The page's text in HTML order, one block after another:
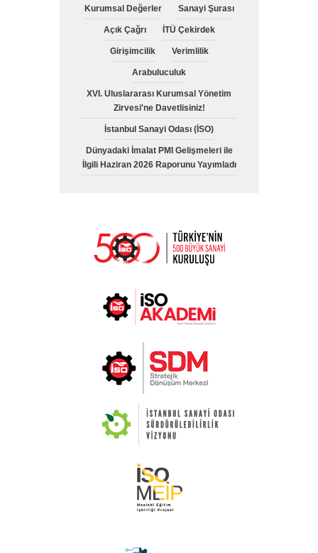
Kurumsal Değerler Sanayi Şurası
Açık Çağrı İTÜ Çekirdek
Girişimcilik Verimlilik
Arabuluculuk
XVI. Uluslararası Kurumsal Yönetim
Zirvesi'ne Davetlisiniz!
İstanbul Sanayi Odası (İSO)
Dünyadaki İmalat PMI Gelişmeleri ile
İlgili Haziran 2026 Raporunu Yayımladı